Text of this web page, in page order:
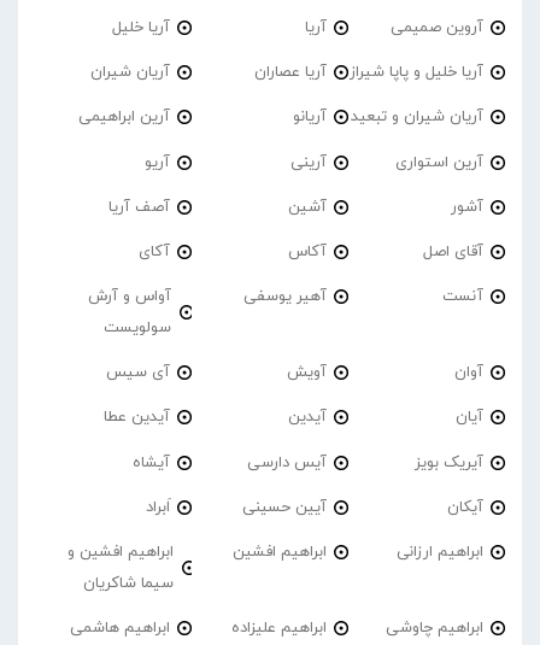
آروین صمیمی آریا آریا خلیل
آریا خلیل و پاپا شیراز آریا عصاران آریان شیران
آریان شیران و تبعید آریانو آرین ابراهیمی
آرین استواری آرینی آریو
آشور آشین آصف آریا
آقای اصل آکاس آکای
آنست آهیر یوسفی
آواس و آرش
سولویست
آوان آویش آی سیس
آیان آیدین آیدین عطا
آیریک بویز آیس دارسی آیشاه
آیکان آیین حسینی اَبراد
ابراهیم ارزانی ابراهیم افشین
ابراهیم افشین و
سیما شاکریان
ابراهیم چاوشی ابراهیم علیزاده ابراهیم هاشمی